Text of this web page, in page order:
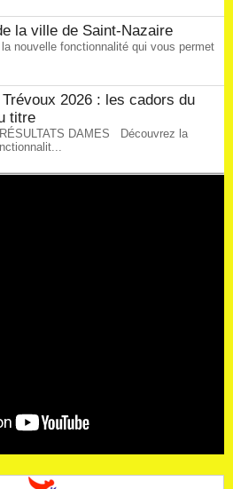
la ville de Saint-Nazaire
nouvelle fonctionnalité qui vous permet
2026 : les cadors du
titre
DAMES Découvrez la